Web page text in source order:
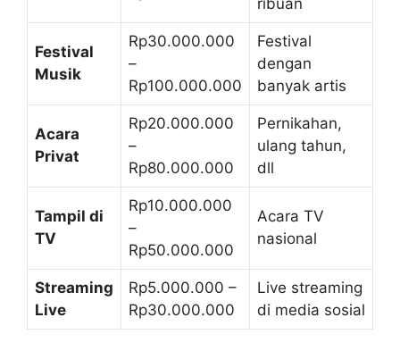
ribuan
Festival
Musik
Rp30.000.000
–
Rp100.000.000
Festival
dengan
banyak artis
Acara
Privat
Rp20.000.000
–
Rp80.000.000
Pernikahan,
ulang tahun,
dll
Tampil di
TV
Rp10.000.000
–
Rp50.000.000
Acara TV
nasional
Streaming
Live
Rp5.000.000 –
Rp30.000.000
Live streaming
di media sosial